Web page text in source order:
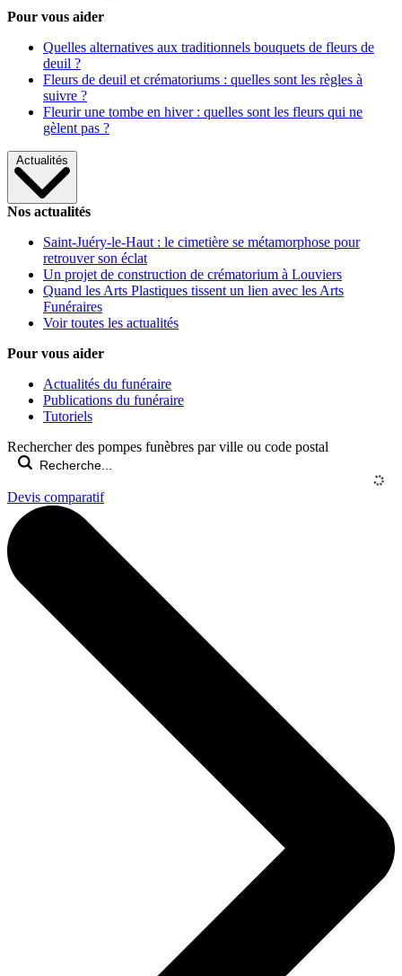
Pour vous aider
Quelles alternatives aux traditionnels bouquets de fleurs de
deuil ?
Fleurs de deuil et crématoriums : quelles sont les règles à
suivre ?
Fleurir une tombe en hiver : quelles sont les fleurs qui ne
gèlent pas ?
Actualités
Nos actualités
Saint-Juéry-le-Haut : le cimetière se métamorphose pour
retrouver son éclat
Un projet de construction de crématorium à Louviers
Quand les Arts Plastiques tissent un lien avec les Arts
Funéraires
Voir toutes les actualités
Pour vous aider
Actualités du funéraire
Publications du funéraire
Tutoriels
Rechercher des pompes funèbres par ville ou code postal
Devis comparatif